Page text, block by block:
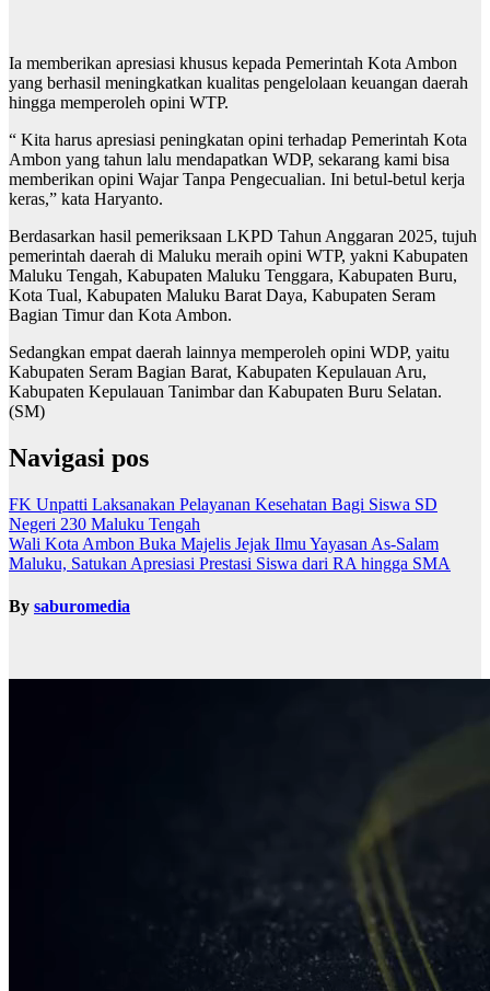
Ia memberikan apresiasi khusus kepada Pemerintah Kota Ambon
yang berhasil meningkatkan kualitas pengelolaan keuangan daerah
hingga memperoleh opini WTP.
“ Kita harus apresiasi peningkatan opini terhadap Pemerintah Kota
Ambon yang tahun lalu mendapatkan WDP, sekarang kami bisa
memberikan opini Wajar Tanpa Pengecualian. Ini betul-betul kerja
keras,” kata Haryanto.
Berdasarkan hasil pemeriksaan LKPD Tahun Anggaran 2025, tujuh
pemerintah daerah di Maluku meraih opini WTP, yakni Kabupaten
Maluku Tengah, Kabupaten Maluku Tenggara, Kabupaten Buru,
Kota Tual, Kabupaten Maluku Barat Daya, Kabupaten Seram
Bagian Timur dan Kota Ambon.
Sedangkan empat daerah lainnya memperoleh opini WDP, yaitu
Kabupaten Seram Bagian Barat, Kabupaten Kepulauan Aru,
Kabupaten Kepulauan Tanimbar dan Kabupaten Buru Selatan.
(SM)
Navigasi pos
FK Unpatti Laksanakan Pelayanan Kesehatan Bagi Siswa SD
Negeri 230 Maluku Tengah
Wali Kota Ambon Buka Majelis Jejak Ilmu Yayasan As-Salam
Maluku, Satukan Apresiasi Prestasi Siswa dari RA hingga SMA
By saburomedia